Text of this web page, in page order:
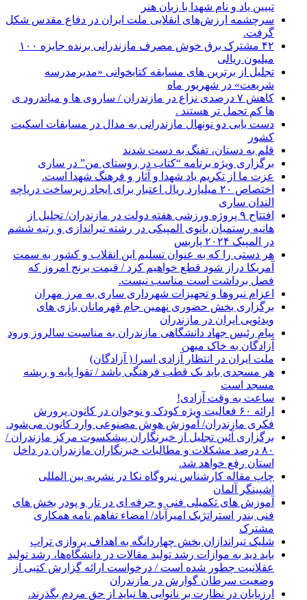
تبیین یاد و نام شهدا با زبان هنر
سرچشمه ارزش‌های انقلابی ملت ایران در دفاع مقدس شکل
گرفت.
۴۲ مشترک برق خوش مصرف مازندرانی برنده جایزه ۱۰۰
میلیون ریالی
تجلیل از برترین های مسابقه کتابخوانی «مدیرمدرسه
شریعت» در شهریور ماه
کاهش ۷ درصدی نزاع در مازندران / ساروی ها و میاندرود ی
ها کم تحمل تر هستند‌ .
دست یابی دو نونهال مازندرانی به مدال در مسابقات اسکیت
کشور
قلم به دستان، تفنگ به دست شدند
برگزاری ویژه برنامه “کتاب در روستای من” در ساری
عزت ما از تکریم یاد شهدا و آثار و فرهنگ شهدا است.
اختصاص ۲۰ میلیارد ریال اعتبار برای ایجاد زیرساخت دریاچه
الندان ساری
افتتاح ۹ پروژه ورزشی هفته دولت در مازندران/ تجلیل از
هانیه رستمیان بانوی المپیکی در رشته تیراندازی و رتبه ششم
در المپیک ۲۰۲۴ پاربس
هر دستی را که به عنوان تسلیم این انقلاب و کشور به سمت
آمريکا دراز شود قطع خواهیم کرد / قیمت برنج امروز که
فصل برداشت است مناسب نیست.
اعزام نیروها و تجهیزات شهرداری ساری به مرز مهران
برگزاری بخش حضوری نهمین جام قهرمانان بازی های
ویدئویی ایران در مازندران
پیام رئیس جهاد دانشگاهی مازندران به مناسبت سالروز ورود
آزادگان به خاک میهن
ملت ایران در انتظار آزادی اسرا ( آزادگان)
هر مسجدی باید یک قطب فرهنگی باشد / تقوا پایه و ریشه
مسجد است
ساعت به وقت آزادی!
ارائه ۶۰ فعالیت ویژه کودک و نوجوان در کانون پرورش
فکری مازندران/ آموزش هوش مصنوعی وارد کانون می‌شود.
برگزاری آئین تجلیل از خبرنگاران پیشکسوت مرکز مازندران /
۸۰ درصد مشکلات و مطالبات خبرنگاران مازندران در داخل
استان رفع خواهد شد.
چاپ مقاله کارشناس نيروگاه نكا در نشریه بین المللی
اشپینگر آلمان
آموزش های تکمیلی فنی و حرفه ای در تار و پودر بخش های
فنی بندر استراتژیک امیرآباد/ امضاء تفاهم نامه همکاری
مشترک
شلیک تیراندازان بخش چهاردانگه به اهداف پروازی تراپ
باید دید به موازات رشد تولید مقالات در دانشگاه‌ها، رشد تولید
عقلانیت چطور شده است / درخواست ارائه گزارش کتبی از
وضعیت سرطان گوارش در مازندران
ارزیابان در نظارت بر نانوایی ها نباید از حق مردم بگذرند.